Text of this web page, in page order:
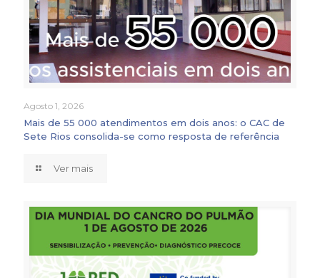
Agosto 1, 2026
Mais de 55 000 atendimentos em dois anos: o CAC de
Sete Rios consolida-se como resposta de referência
Ver mais